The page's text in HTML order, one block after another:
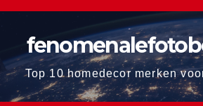
Ga
inhoudTop 10 homedecor merken